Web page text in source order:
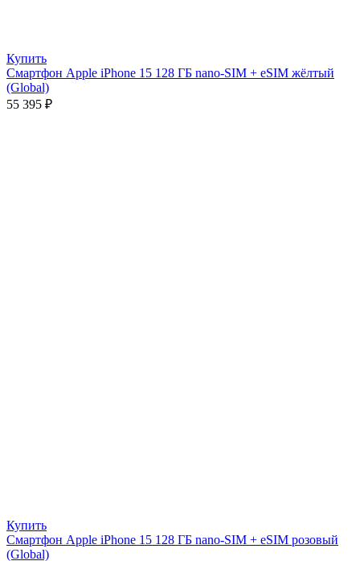
Купить
Смартфон Apple iPhone 15 128 ГБ nano-SIM + eSIM жёлтый
(Global)
55 395 ₽
Купить
Смартфон Apple iPhone 15 128 ГБ nano-SIM + eSIM розовый
(Global)